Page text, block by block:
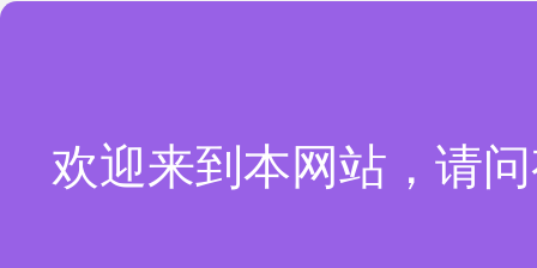
欢迎来到本网站，请